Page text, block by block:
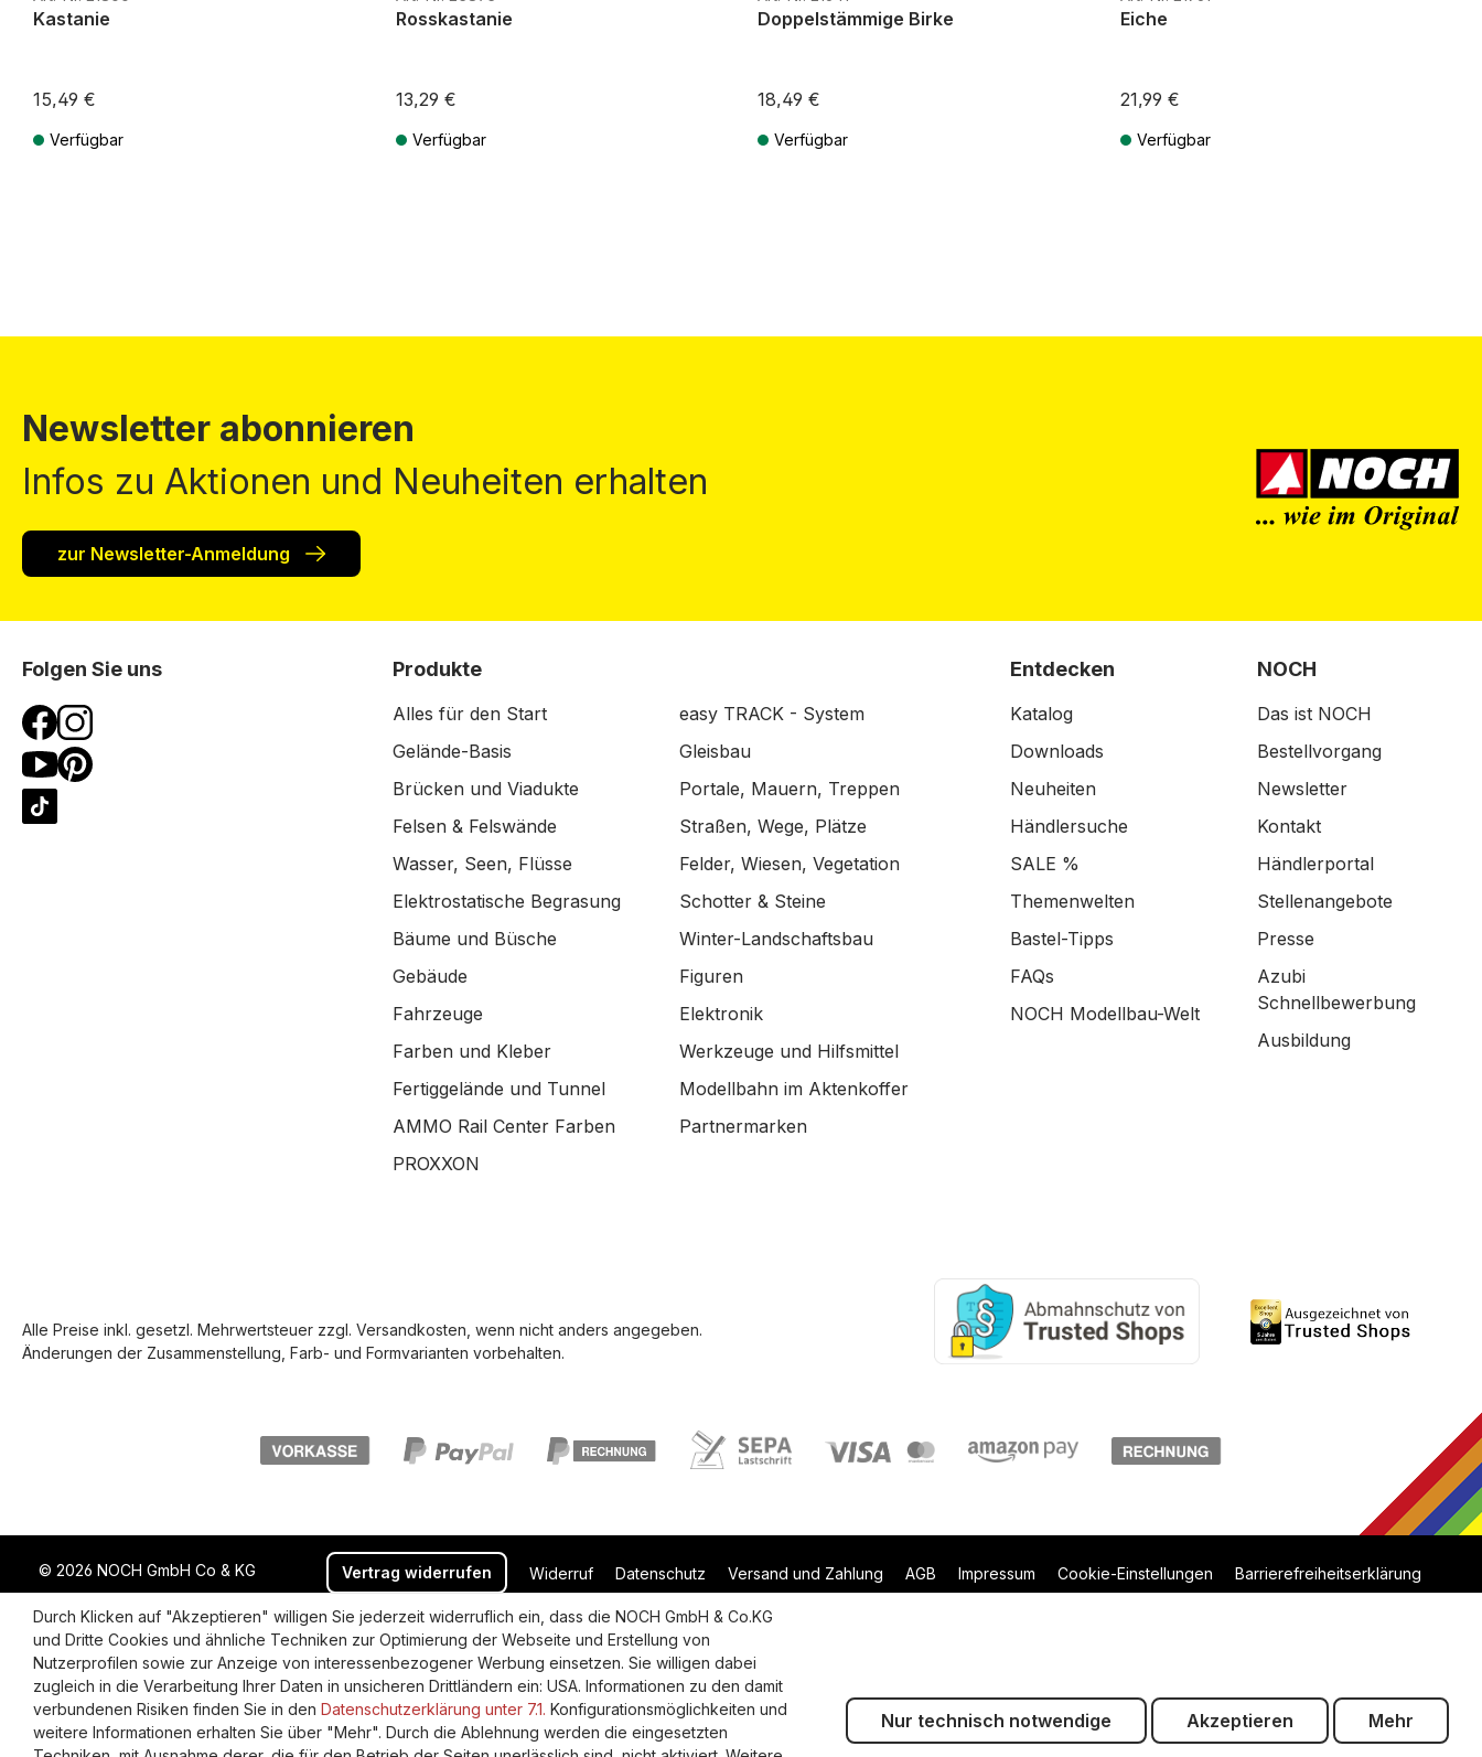
Kastanie
15,49 €
Verfügbar
Rosskastanie
13,29 €
Verfügbar
Doppelstämmige Birke
18,49 €
Verfügbar
Eiche
21,99 €
Verfügbar
Newsletter abonnieren
Infos zu Aktionen und Neuheiten erhalten
zur Newsletter-Anmeldung
Folgen Sie uns Produkte
Alles für den Start
easy TRACK - System
Gelände-Basis
Gleisbau
Brücken und Viadukte
Portale, Mauern, Treppen
Felsen & Felswände
Straßen, Wege, Plätze
Wasser, Seen, Flüsse
Felder, Wiesen, Vegetation
Elektrostatische Begrasung
Schotter & Steine
Bäume und Büsche
Winter-Landschaftsbau
Gebäude
Figuren
Fahrzeuge
Elektronik
Farben und Kleber
Werkzeuge und Hilfsmittel
Fertiggelände und Tunnel
Modellbahn im Aktenkoffer
AMMO Rail Center Farben
Partnermarken
PROXXON
Entdecken
Katalog
Downloads
Neuheiten
Händlersuche
SALE %
Themenwelten
Bastel-Tipps
FAQs
NOCH Modellbau-Welt
NOCH
Das ist NOCH
Bestellvorgang
Newsletter
Kontakt
Händlerportal
Stellenangebote
Presse
Azubi
Schnellbewerbung
Ausbildung
Alle Preise inkl. gesetzl. Mehrwertsteuer zzgl. Versandkosten , wenn nicht anders angegeben.
Änderungen der Zusammenstellung, Farb- und Formvarianten vorbehalten.
© 2026 NOCH GmbH Co & KG Vertrag widerrufen Widerruf Datenschutz Versand und Zahlung AGB Impressum Cookie-Einstellungen Barrierefreiheitserklärung
Durch Klicken auf "Akzeptieren" willigen Sie jederzeit widerruflich ein, dass die NOCH GmbH & Co.KG
und Dritte Cookies und ähnliche Techniken zur Optimierung der Webseite und Erstellung von
Nutzerprofilen sowie zur Anzeige von interessenbezogener Werbung einsetzen. Sie willigen dabei
zugleich in die Verarbeitung Ihrer Daten in unsicheren Drittländern ein: USA. Informationen zu den damit
verbundenen Risiken finden Sie in den Datenschutzerklärung unter 7.1. Konfigurationsmöglichkeiten und
weitere Informationen erhalten Sie über "Mehr". Durch die Ablehnung werden die eingesetzten
Nur technisch notwendige Akzeptieren Mehr